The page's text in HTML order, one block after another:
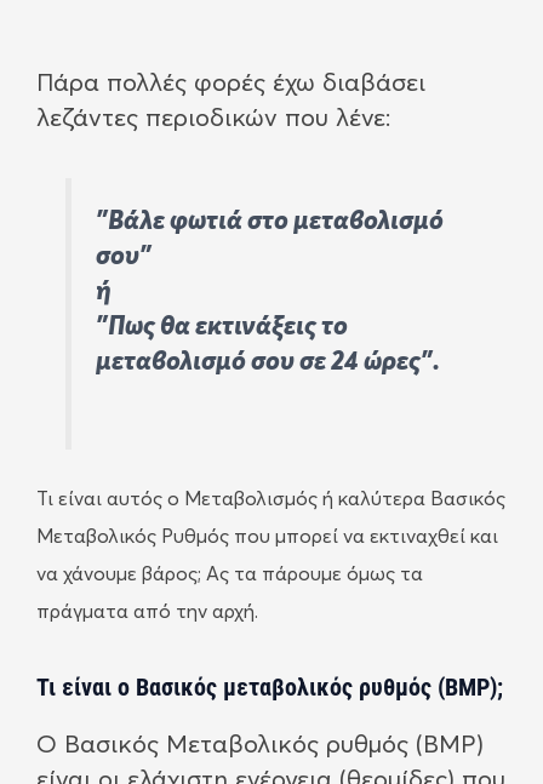
Πάρα πολλές φορές έχω διαβάσει
λεζάντες περιοδικών που λένε:
”Βάλε φωτιά στο μεταβολισμό
σου”
ή
”Πως θα εκτινάξεις το
μεταβολισμό σου σε 24 ώρες”.
Τι είναι αυτός ο Μεταβολισμός ή καλύτερα Βασικός
Μεταβολικός Ρυθμός που μπορεί να εκτιναχθεί και
να χάνουμε βάρος; Ας τα πάρουμε όμως τα
πράγματα από την αρχή.
Τι είναι ο Βασικός μεταβολικός ρυθμός (ΒΜΡ);
Ο Βασικός Μεταβολικός ρυθμός (ΒΜΡ)